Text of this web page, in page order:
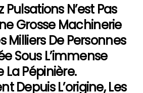
Pulsations N’est Pas
Grosse Machinerie
Milliers De Personnes
Sous L’immense
Pépinière.
Depuis L’origine, Les